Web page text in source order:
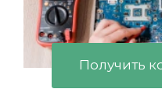
Получить